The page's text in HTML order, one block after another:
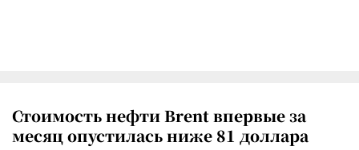
Стоимость нефти Brent впервые за
месяц опустилась ниже 81 доллара